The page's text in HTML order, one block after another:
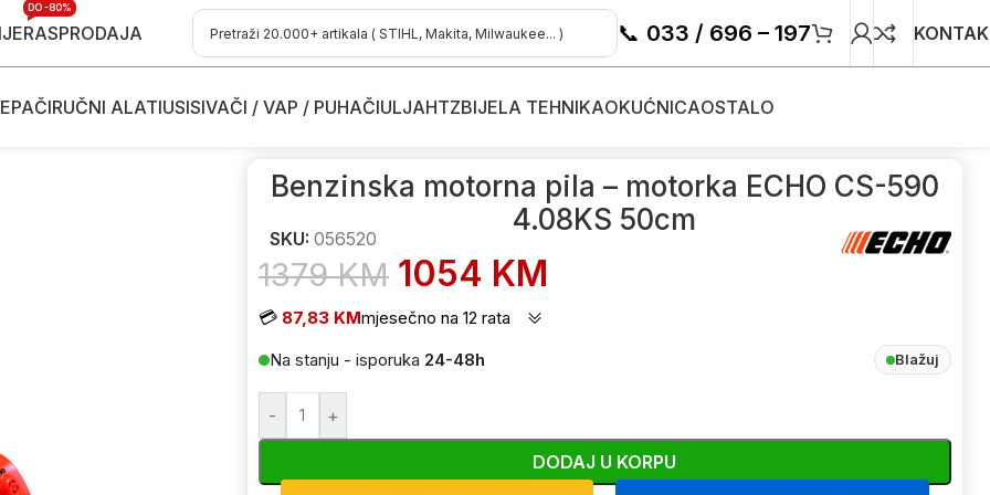
RASPRODAJA
DO -80%
📞 033 / 696 – 197
RUČNI ALATIUSISIVAČI / VAP / PUHAČIULJAHTZBIJELA TEHNIKAOKUĆNICAOSTALO
Benzinske motorne pile - motorke Benzinske motorne pile - motorke
Benzinska motorna pila – motorka ECHO CS-590
4.08KS 50cm
SKU: 056520
1379KM 1054 KM
💳 87,83 KMmjesečno na 12 rata
Na stanju - isporuka 24-48h Blažuj
- +
DODAJ U KORPU